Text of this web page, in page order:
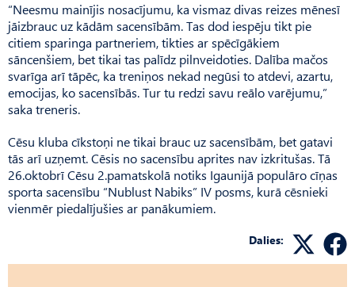
“Neesmu mainījis nosacījumu, ka vismaz divas reizes mēnesī
jāizbrauc uz kādām sacensībām. Tas dod iespēju tikt pie
citiem sparinga partneriem, tikties ar spēcīgākiem
sāncenšiem, bet tikai tas palīdz pilnveidoties. Dalība mačos
svarīga arī tāpēc, ka treniņos nekad negūsi to atdevi, azartu,
emocijas, ko sacensībās. Tur tu redzi savu reālo varējumu,”
saka treneris.
Cēsu kluba cīkstoņi ne tikai brauc uz sacensībām, bet gatavi
tās arī uzņemt. Cēsis no sacensību aprites nav izkritušas. Tā
26.oktobrī Cēsu 2.pamatskolā notiks Igaunijā populāro cīņas
sporta sacensību “Nublust Nabiks” IV posms, kurā cēsnieki
vienmēr piedalījušies ar panākumiem.
Dalies: